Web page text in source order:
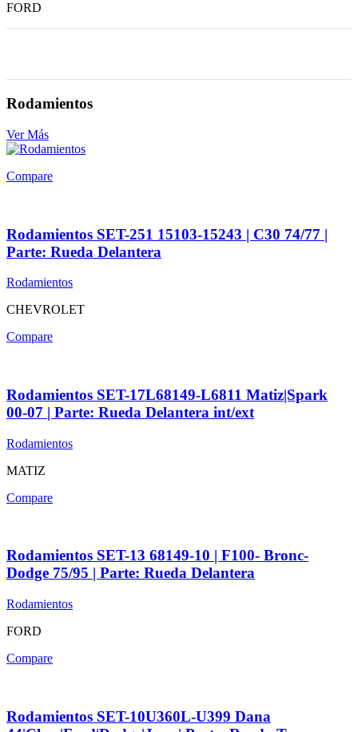
FORD
Rodamientos
Ver Más
Compare
Rodamientos SET-251 15103-15243 | C30 74/77 |
Parte: Rueda Delantera
Rodamientos
CHEVROLET
Compare
Rodamientos SET-17L68149-L6811 Matiz|Spark
00-07 | Parte: Rueda Delantera int/ext
Rodamientos
MATIZ
Compare
Rodamientos SET-13 68149-10 | F100- Bronc-
Dodge 75/95 | Parte: Rueda Delantera
Rodamientos
FORD
Compare
Rodamientos SET-10U360L-U399 Dana